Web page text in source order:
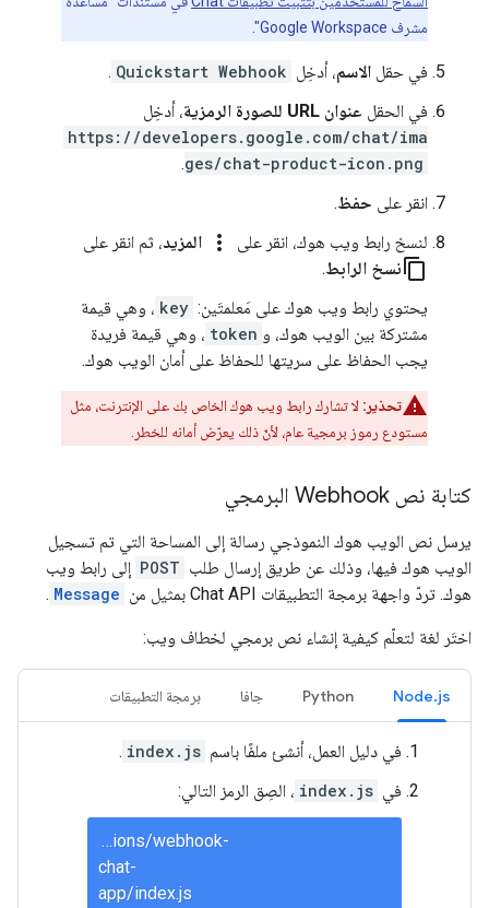
مشرف Google Workspace".
في حقل الاسم، أدخِل Quickstart Webhook
.
في الحقل عنوان URL للصورة الرمزية
، أدخِل
https://developers.google.com/chat/ima
ges/chat-product-icon.png
.
انقر على حفظ.
لنسخ رابط ويب هوك، انقر على
more_vert المزيد، ثم انقر على
content_copyنسخ الرابط.
يحتوي رابط ويب هوك على مَعلمتَين: key ، وهي قيمة
مشتركة بين الويب هوك، و token ، وهي قيمة فريدة
يجب الحفاظ على سريتها للحفاظ على أمان الويب هوك.
تحذير: لا تشارك رابط ويب هوك الخاص بك على الإنترنت، مثل
مستودع رموز برمجية عام، لأنّ ذلك يعرّض أمانه للخطر.
كتابة نص Webhook البرمجي
يرسل نص الويب هوك النموذجي رسالة إلى المساحة التي تم تسجيل
الويب هوك فيها، وذلك عن طريق إرسال طلب POST إلى رابط ويب
هوك. تردّ واجهة برمجة التطبيقات Chat API بمثيل من
Message
.
اختَر لغة لتعلّم كيفية إنشاء نص برمجي لخطاف ويب:
Node.js
Python جافا برمجة التطبيقات
في دليل العمل، أنشئ ملفًا باسم index.js
.
في index.js ، الصِق الرمز التالي:
solutions/webhook-
chat-
app/index.js